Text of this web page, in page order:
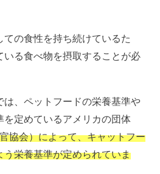
の食性を持ち続けているた
いる食べ物を摂取することが必
は、ペットフードの栄養基準や
を定めているアメリカの団体
協会）によって、キャットフー
う栄養基準が定められていま